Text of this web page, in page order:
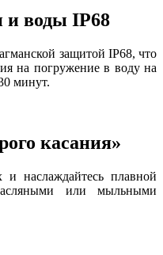
и воды IP68
защитой IP68, что
на погружение в воду на
минут.
касания»
и наслаждайтесь плавной
или мыльными